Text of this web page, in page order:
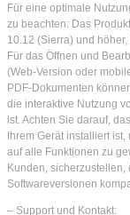
Für eine optimale
zu beachten: Das
10.12 (Sierra) und
Für das Öffnen und
(Web-Version oder
PDF-Dokumenten
die interaktive Nutzung
ist. Achten Sie darauf,
Ihrem Gerät installiert
auf alle Funktionen zu
Kunden, sicherzustellen,
Softwareversionen
– Support und Kontakt: